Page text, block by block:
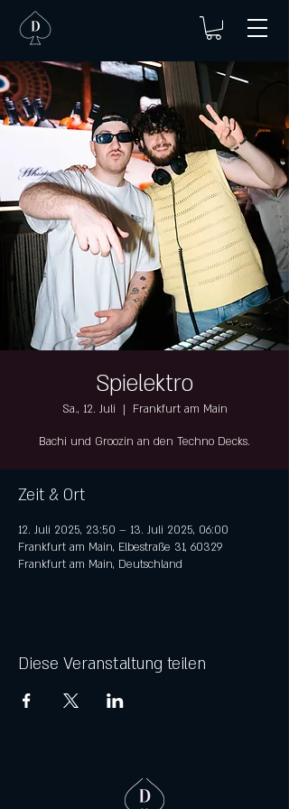
Spielektro
Sa., 12. Juli
  |
Frankfurt am Main
Bachi und Groozin an den Techno Decks.
Zeit & Ort
12. Juli 2025, 23:50 – 13. Juli 2025, 06:00
Frankfurt am Main, Elbestraße 31, 60329
Frankfurt am Main, Deutschland
Diese Veranstaltung teilen